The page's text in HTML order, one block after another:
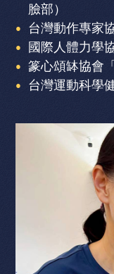
臉部）
台灣動作專家
國際人體力學
篆心頌缽協會
台灣運動科學